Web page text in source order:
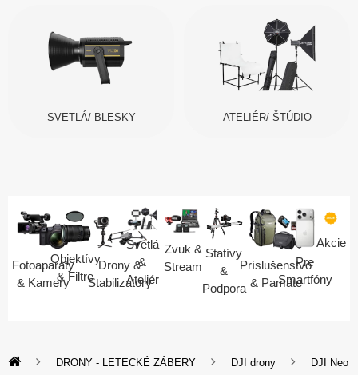
SVETLÁ/ BLESKY ATELIÉR/ ŠTÚDIO
Fotoaparáty
& Kamery
Objektívy
& Filtre
Drony &
Stabilizátory
Svetlá
&
Ateliér
Zvuk &
Stream
Statívy
&
Podpora
Príslušenstvo
& Pamäte
Pre
Smartfóny
Akcie
DRONY - LETECKÉ ZÁBERY DJI drony DJI Neo